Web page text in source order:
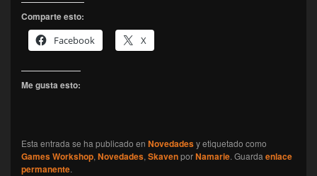
Comparte esto:
Facebook
X
Me gusta esto:
Esta entrada se ha publicado en Novedadesy etiquetado como
Games Workshop, Novedades, SkavenporNamarie. Guarda enlace
permanente.